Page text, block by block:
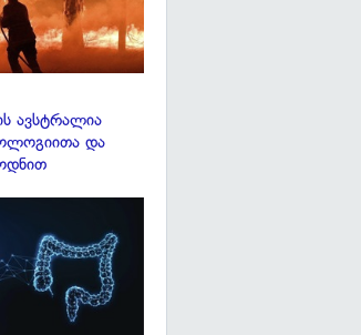
ავსტრალია
და